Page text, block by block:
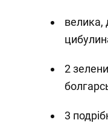
велика,
2
3